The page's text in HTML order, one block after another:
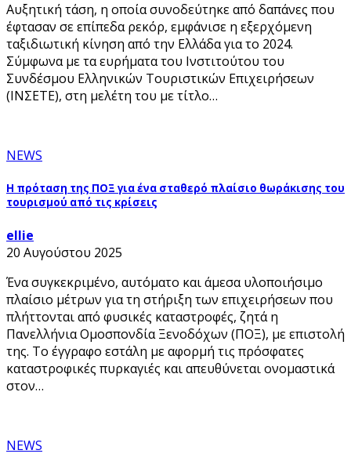
Αυξητική τάση, η οποία συνοδεύτηκε από δαπάνες που
έφτασαν σε επίπεδα ρεκόρ, εμφάνισε η εξερχόμενη
ταξιδιωτική κίνηση από την Ελλάδα για το 2024.
Σύμφωνα με τα ευρήματα του Ινστιτούτου του
Συνδέσμου Ελληνικών Τουριστικών Επιχειρήσεων
(ΙΝΣΕΤΕ), στη μελέτη του με τίτλο…
NEWS
Η πρόταση της ΠΟΞ για ένα σταθερό πλαίσιο θωράκισης του
τουρισμού από τις κρίσεις
ellie
20 Αυγούστου 2025
Ένα συγκεκριμένο, αυτόματο και άμεσα υλοποιήσιμο
πλαίσιο μέτρων για τη στήριξη των επιχειρήσεων που
πλήττονται από φυσικές καταστροφές, ζητά η
Πανελλήνια Ομοσπονδία Ξενοδόχων (ΠΟΞ), με επιστολή
της. Το έγγραφο εστάλη με αφορμή τις πρόσφατες
καταστροφικές πυρκαγιές και απευθύνεται ονομαστικά
στον…
NEWS